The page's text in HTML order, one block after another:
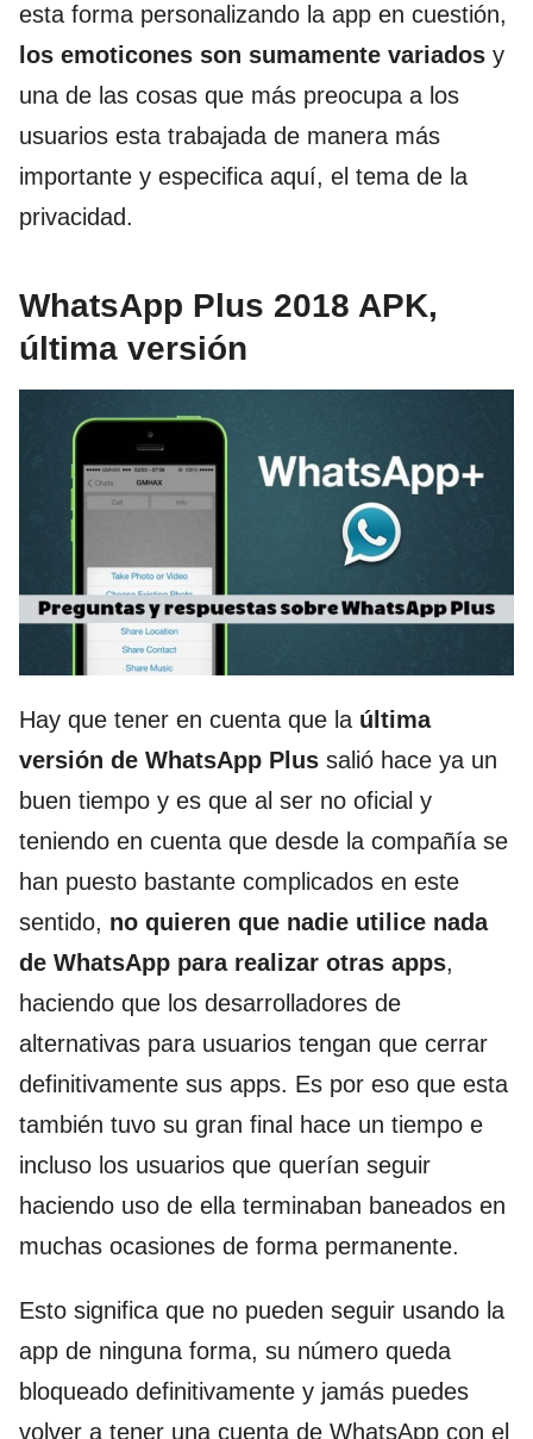
esta forma personalizando la app en cuestión,
los emoticones son sumamente variados y
una de las cosas que más preocupa a los
usuarios esta trabajada de manera más
importante y especifica aquí, el tema de la
privacidad.
WhatsApp Plus 2018 APK,
última versión
Hay que tener en cuenta que la última
versión de WhatsApp Plus salió hace ya un
buen tiempo y es que al ser no oficial y
teniendo en cuenta que desde la compañía se
han puesto bastante complicados en este
sentido, no quieren que nadie utilice nada
de WhatsApp para realizar otras apps,
haciendo que los desarrolladores de
alternativas para usuarios tengan que cerrar
definitivamente sus apps. Es por eso que esta
también tuvo su gran final hace un tiempo e
incluso los usuarios que querían seguir
haciendo uso de ella terminaban baneados en
muchas ocasiones de forma permanente.
Esto significa que no pueden seguir usando la
app de ninguna forma, su número queda
bloqueado definitivamente y jamás puedes
volver a tener una cuenta de WhatsApp con el